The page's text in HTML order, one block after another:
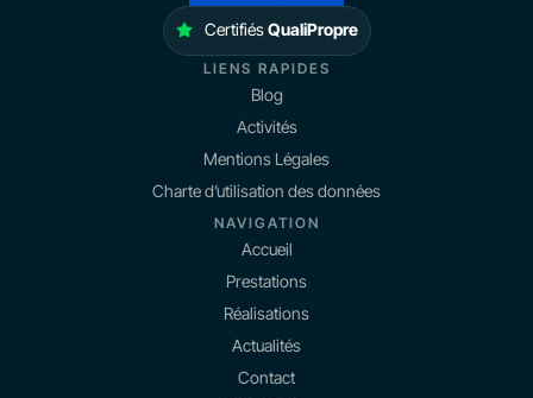
CertifiésQualiPropre
LIENS RAPIDES
Blog
Activités
Mentions Légales
Charte d’utilisation des données
NAVIGATION
Accueil
Prestations
Réalisations
Actualités
Contact